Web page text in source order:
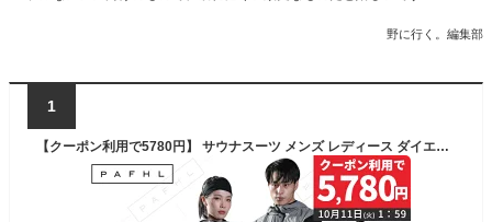
野に行く。編集部
1
【クーポン利用で5780円】 サウナスーツ メンズ レディース ダイエットスーツ 上下セット 減量用 大きいサイズ 男女兼用 洗濯可 ウォーキング 筋トレ 汗 ジョギング【スポーツヘアバンド+洗濯ネットプレゼント中】